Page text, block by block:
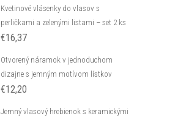
Kvetinové vlásenky do vlasov s
perličkami a zelenými listami – set 2 ks
€16,37
Otvorený náramok v jednoduchom
dizajne s jemným motívom lístkov
€12,20
Jemný vlasový hrebienok s keramickými